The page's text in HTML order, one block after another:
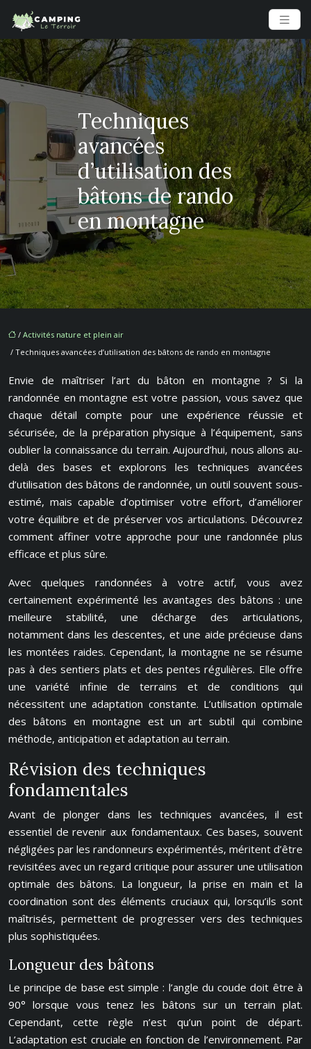
Techniques
avancées
d’utilisation des
bâtons de rando
en montagne
/ Activités nature et plein air
/ Techniques avancées d’utilisation des bâtons de rando en montagne
Envie de maîtriser l’art du bâton en montagne ? Si la
randonnée en montagne est votre passion, vous savez que
chaque détail compte pour une expérience réussie et
sécurisée, de la préparation physique à l’équipement, sans
oublier la connaissance du terrain. Aujourd’hui, nous allons au-
delà des bases et explorons les techniques avancées
d’utilisation des bâtons de randonnée, un outil souvent sous-
estimé, mais capable d’optimiser votre effort, d’améliorer
votre équilibre et de préserver vos articulations. Découvrez
comment affiner votre approche pour une randonnée plus
efficace et plus sûre.
Avec quelques randonnées à votre actif, vous avez
certainement expérimenté les avantages des bâtons : une
meilleure stabilité, une décharge des articulations,
notamment dans les descentes, et une aide précieuse dans
les montées raides. Cependant, la montagne ne se résume
pas à des sentiers plats et des pentes régulières. Elle offre
une variété infinie de terrains et de conditions qui
nécessitent une adaptation constante. L’utilisation optimale
des bâtons en montagne est un art subtil qui combine
méthode, anticipation et adaptation au terrain.
Révision des techniques
fondamentales
Avant de plonger dans les techniques avancées, il est
essentiel de revenir aux fondamentaux. Ces bases, souvent
négligées par les randonneurs expérimentés, méritent d’être
revisitées avec un regard critique pour assurer une utilisation
optimale des bâtons. La longueur, la prise en main et la
coordination sont des éléments cruciaux qui, lorsqu’ils sont
maîtrisés, permettent de progresser vers des techniques
plus sophistiquées.
Longueur des bâtons
Le principe de base est simple : l’angle du coude doit être à
90° lorsque vous tenez les bâtons sur un terrain plat.
Cependant, cette règle n’est qu’un point de départ.
L’adaptation est cruciale en fonction de l’environnement. Par